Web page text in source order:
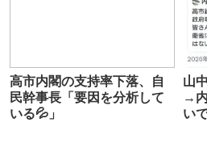
高市内閣の支持率下落、自
民幹事長「要因を分析して
いる💦」
山
→
い